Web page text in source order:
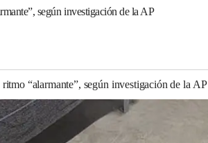
según investigación de la AP
“alarmante”, según investigación de la AP